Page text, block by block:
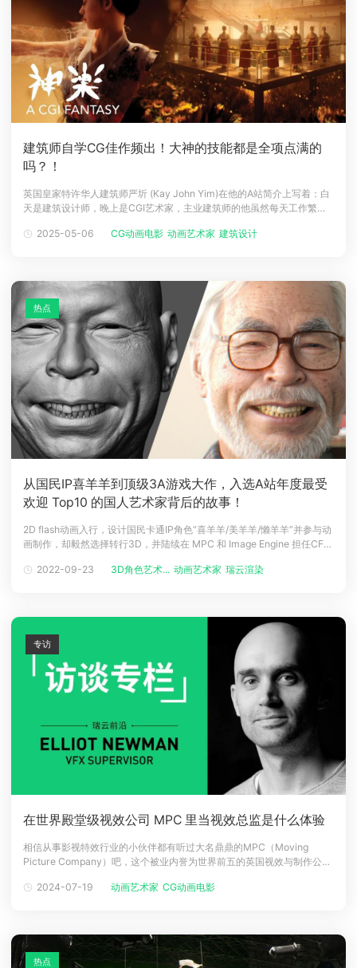
建筑师自学CG佳作频出！大神的技能都是全项点满的
吗？！
英国皇家特许华人建筑师严圻 (Kay John Yim)在他的A站简介上写着：白
天是建筑设计师，晚上是CGI艺术家，主业建筑师的他虽然每天工作繁
件及插件，创作了诸多精彩绝伦的CG作品。© Kay John Yim他的作品细
2025-05-06 CG动画电影 动画艺术家 建筑设计
从国民IP喜羊羊到顶级3A游戏大作，入选A站年度最受
欢迎 Top10 的国人艺术家背后的故事！
2D flash动画入行，设计国民卡通IP角色“喜羊羊/美羊羊/懒羊羊”并参与动
画制作，却毅然选择转行3D，并陆续在 MPC 和 Image Engine 担任CFX
全球顶级电子游戏开发工作室顽皮狗（Naughty Dog）担任高级角色艺术
2022-09-23 3D角色艺术... 动画艺术家 瑞云渲染
热点
在世界殿堂级视效公司 MPC 里当视效总监是什么体验
相信从事影视特效行业的小伙伴都有听过大名鼎鼎的MPC（Moving
Picture Company）吧，这个被业内誉为世界前五的英国视效与制作公
视觉特效和动画领域的全球领导者。官网地址：www.mpcfilm.com作为
2024-07-19 动画艺术家 CG动画电影
专访
热点